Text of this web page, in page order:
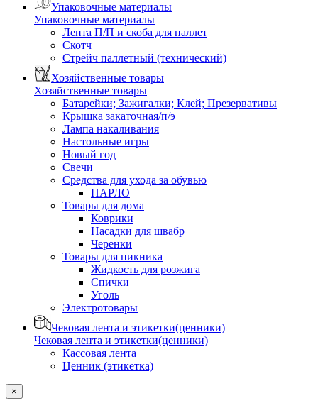
Упаковочные материалы
Упаковочные материалы
Лента П/П и скоба для паллет
Скотч
Стрейч паллетный (технический)
Хозяйственные товары
Хозяйственные товары
Батарейки; Зажигалки; Клей; Презервативы
Крышка закаточная/п/э
Лампа накаливания
Настольные игры
Новый год
Свечи
Средства для ухода за обувью
ПАРЛО
Товары для дома
Коврики
Насадки для швабр
Черенки
Товары для пикника
Жидкость для розжига
Спички
Уголь
Электротовары
Чековая лента и этикетки(ценники)
Чековая лента и этикетки(ценники)
Кассовая лента
Ценник (этикетка)
×